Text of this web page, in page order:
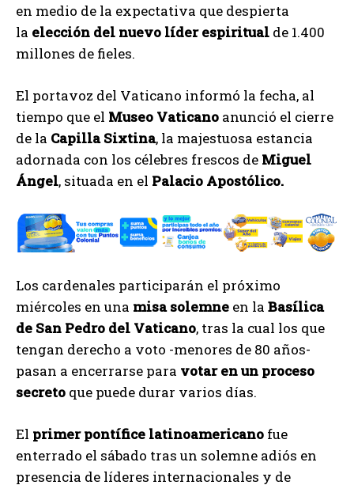
en medio de la expectativa que despierta
la elección del nuevo líder espiritual de 1.400
millones de fieles.
El portavoz del Vaticano informó la fecha, al
tiempo que el Museo Vaticano anunció el cierre
de la Capilla Sixtina, la majestuosa estancia
adornada con los célebres frescos de Miguel
Ángel, situada en el Palacio Apostólico.
Los cardenales participarán el próximo
miércoles en una misa solemne en la Basílica
de San Pedro del Vaticano, tras la cual los que
tengan derecho a voto -menores de 80 años-
pasan a encerrarse para votar en un proceso
secreto que puede durar varios días.
El primer pontífice latinoamericano fue
enterrado el sábado tras un solemne adiós en
presencia de líderes internacionales y de